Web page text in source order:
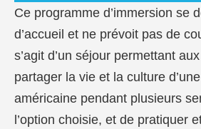
Ce programme d’immersion se
d’accueil et ne prévoit pas de
s’agit d’un séjour permettant
partager la vie et la culture
américaine pendant plusieurs
l’option choisie, et de pratiquer